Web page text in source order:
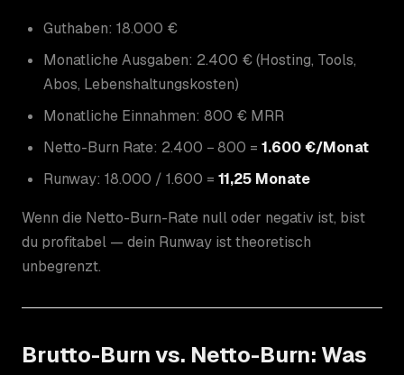
Guthaben: 18.000 €
Monatliche Ausgaben: 2.400 € (Hosting, Tools,
Abos, Lebenshaltungskosten)
Monatliche Einnahmen: 800 € MRR
Netto-Burn Rate: 2.400 − 800 = 1.600 €/Monat
Runway: 18.000 / 1.600 = 11,25 Monate
Wenn die Netto-Burn-Rate null oder negativ ist, bist
du profitabel — dein Runway ist theoretisch
unbegrenzt.
Brutto-Burn vs. Netto-Burn: Was